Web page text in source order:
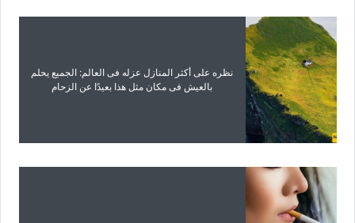
نظره على أکثر المنازل عزله فی العالم: الجمیع یحلم
بالعیش فی مکان مثل هذا بعیدًا عن الزحام